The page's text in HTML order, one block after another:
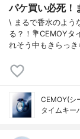
パケ買い必死！
\ まるで香水のよ
る？！⁡💐CEMOYタ
れそう中もきらっ
CEMOY(シ
タイムキー